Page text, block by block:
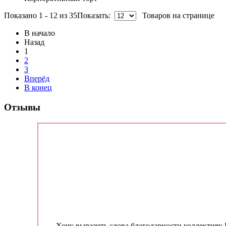
Показано 1 - 12 из 35Показать: Товаров на странице
В начало
Назад
1
2
3
Вперёд
В конец
Отзывы
Заказывали торт на День рождения дочери.